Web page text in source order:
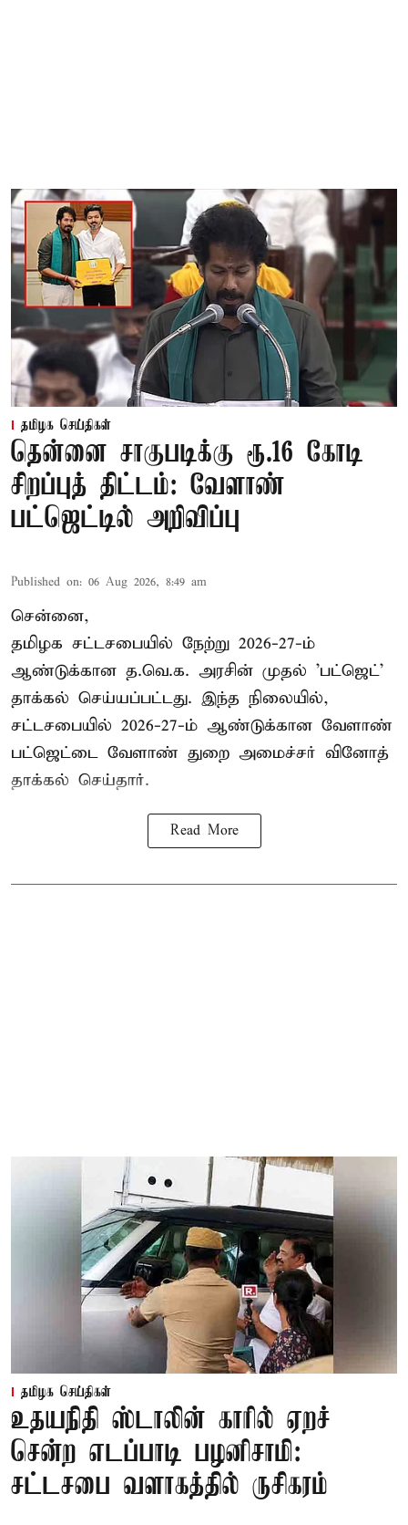
தமிழக செய்திகள்
தென்னை சாகுபடிக்கு ரூ.16 கோடி
சிறப்புத் திட்டம்: வேளாண்
பட்ஜெட்டில் அறிவிப்பு
Published on: 06 Aug 2026, 8:49 am
சென்னை,
தமிழக சட்டசபையில் நேற்று 2026-27-ம்
ஆண்டுக்கான த.வெ.க. அரசின் முதல் 'பட்ஜெட்'
தாக்கல் செய்யப்பட்டது. இந்த நிலையில்,
சட்டசபையில் 2026-27-ம் ஆண்டுக்கான வேளாண்
பட்ஜெட்டை வேளாண் துறை அமைச்சர் வினோத்
தாக்கல் செய்தார்.
Read More
தமிழக செய்திகள்
உதயநிதி ஸ்டாலின் காரில் ஏறச்
சென்ற எடப்பாடி பழனிசாமி:
சட்டசபை வளாகத்தில் ருசிகரம்